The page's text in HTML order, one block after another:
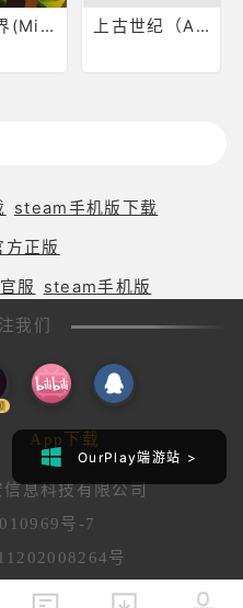
我的世界(Minecraft) 上古世纪（Arche Age0
OurPlay端游站 >
steam手机版下载
方正版
服
steam手机版
我们
App下载
息科技有限公司
号-7
号
OurPlay端游站 >